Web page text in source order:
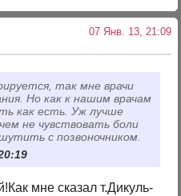
07 Янв. 13, 21:09
так мне врачи
Но как к нашим врачам
как есть. Уж лучше
не чувствовать боли
с позвоночником.
мне сказал т.Дикуль-